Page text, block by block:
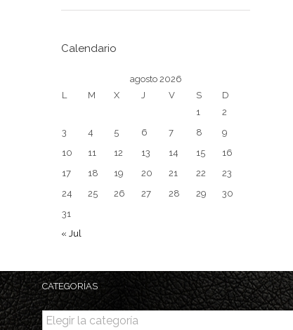
Calendario
agosto 2026
L
M X J V S
D
1
2
3
4 5 6 7 8
9
10
11 12 13 14 15
16
17
18 19 20 21 22
23
24
25 26 27 28 29
30
31
« Jul
CATEGORÍAS
Categorías